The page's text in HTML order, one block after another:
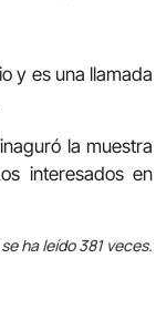
y es una llamada
la muestra
interesados en
ha leído 381 veces.